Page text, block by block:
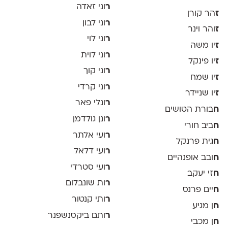
זהר קורן
זוהר וינר
זיו משה
זיו פינקל
זיו שמח
זיו שניידר
חבורת הטושים
חביב חורי
חגית פרנקל
ח ובב אופנהיים
חזי יעקב
ח יים פרנס
ח
ן מגיע
ח ן מכבי
ר וני זאדה
רוני לבון
ר וני לוי
ר וני לוית
רוני קוך
ר וני קרדי
רונלי פאר
ר ונן גולדמן
ר ועי אלתר
רועי דלאל
ר ועי סטרדי
רות שונבלום
ר ותי קנטור
ר ותם ביקסנשפנר